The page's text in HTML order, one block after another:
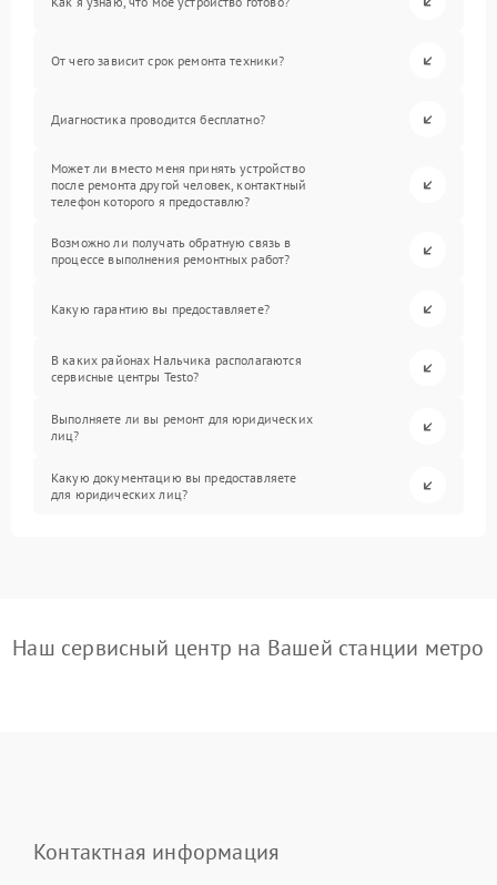
От чего зависит срок ремонта техники?
Диагностика проводится бесплатно?
Может ли вместо меня принять устройство
после ремонта другой человек, контактный
телефон которого я предоставлю?
Возможно ли получать обратную связь в
процессе выполнения ремонтных работ?
Какую гарантию вы предоставляете?
В каких районах Нальчика располагаются
сервисные центры Testo?
Выполняете ли вы ремонт для юридических
лиц?
Какую документацию вы предоставляете
для юридических лиц?
Наш сервисный центр на Вашей станции метро
Контактная информация